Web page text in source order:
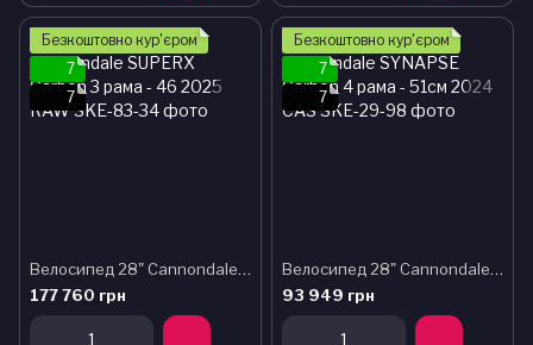
Безкоштовно кур'єром
7
7
Велосипед 28" Cannondale SUPERX Carbon 3 рама - 46 2025 RAW
177 760 грн
Безкоштовно кур'єром
7
7
Велосипед 28" Cannondale SYNAPSE Carbon 4 рама - 51см 2024 CAS
93 949 грн